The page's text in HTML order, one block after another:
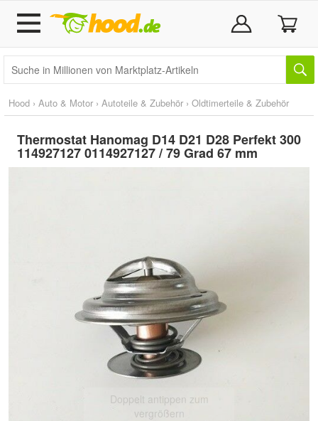
Hood › Auto & Motor › Autoteile & Zubehör › Oldtimerteile & Zubehör
Thermostat Hanomag D14 D21 D28 Perfekt 300
114927127 0114927127 / 79 Grad 67 mm
Doppelt antippen zum
vergrößern